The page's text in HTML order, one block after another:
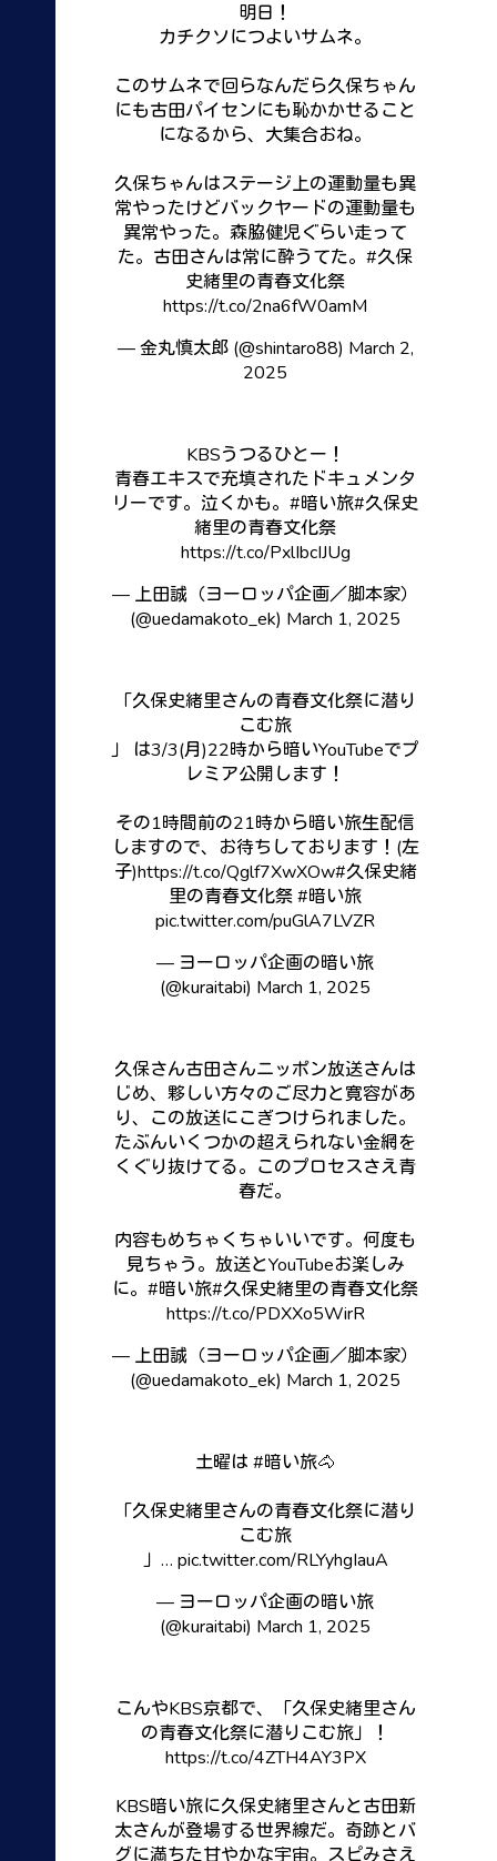
明日！
カチクソにつよいサムネ。
このサムネで回らなんだら久保ちゃん
にも古田パイセンにも恥かかせること
になるから、大集合おね。
久保ちゃんはステージ上の運動量も異
常やったけどバックヤードの運動量も
異常やった。森脇健児ぐらい走って
た。古田さんは常に酔うてた。#久保
史緒里の青春文化祭
https://t.co/2na6fW0amM
— 金丸慎太郎 (@shintaro88) March 2,
2025
KBSうつるひとー！
青春エキスで充填されたドキュメンタ
リーです。泣くかも。#暗い旅#久保史
緒里の青春文化祭
https://t.co/PxlIbcIJUg
— 上田誠（ヨーロッパ企画／脚本家）
(@uedamakoto_ek) March 1, 2025
「久保史緒里さんの青春文化祭に潜り
こむ旅
」 は3/3(月)22時から暗いYouTubeでプ
レミア公開します！
その1時間前の21時から暗い旅生配信
しますので、お待ちしております！(左
子)https://t.co/Qglf7XwXOw#久保史緒
里の青春文化祭#暗い旅
pic.twitter.com/puGlA7LVZR
— ヨーロッパ企画の暗い旅
(@kuraitabi) March 1, 2025
久保さん古田さんニッポン放送さんは
じめ、夥しい方々のご尽力と寛容があ
り、この放送にこぎつけられました。
たぶんいくつかの超えられない金網を
くぐり抜けてる。このプロセスさえ青
春だ。
内容もめちゃくちゃいいです。何度も
見ちゃう。放送とYouTubeお楽しみ
に。#暗い旅#久保史緒里の青春文化祭
https://t.co/PDXXo5WirR
— 上田誠（ヨーロッパ企画／脚本家）
(@uedamakoto_ek) March 1, 2025
土曜は#暗い旅🐴
「久保史緒里さんの青春文化祭に潜り
こむ旅
」… pic.twitter.com/RLYyhgIauA
— ヨーロッパ企画の暗い旅
(@kuraitabi) March 1, 2025
こんやKBS京都で、「久保史緒里さん
の青春文化祭に潜りこむ旅」！
https://t.co/4ZTH4AY3PX
KBS暗い旅に久保史緒里さんと古田新
太さんが登場する世界線だ。奇跡とバ
グに満ちた甘やかな宇宙。スピみさえ